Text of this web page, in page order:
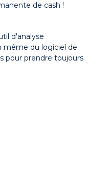
de cash !
d'analyse
même du logiciel de
pour prendre toujours